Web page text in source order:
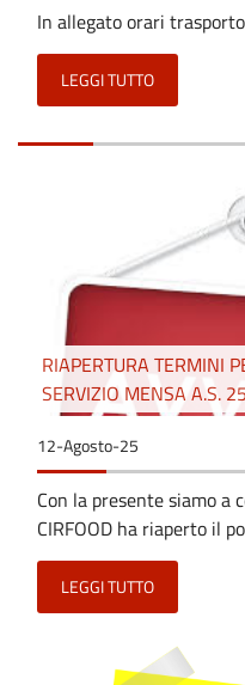
In allegato orari
LEGGI TUTTO
RIAPERTURA TERMINI
SERVIZIO MENSA A.S.
12-Agosto-25
Con la presente siamo a
CIRFOOD ha riaperto il
LEGGI TUTTO